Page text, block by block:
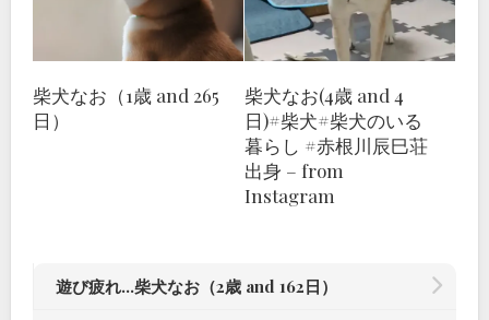
柴犬なお（1歳 and 265
日）
柴犬なお(4歳 and 4
日)#柴犬#柴犬のいる
暮らし #赤根川辰巳荘
出身 – from
Instagram
遊び疲れ…柴犬なお（2歳 and 162日）